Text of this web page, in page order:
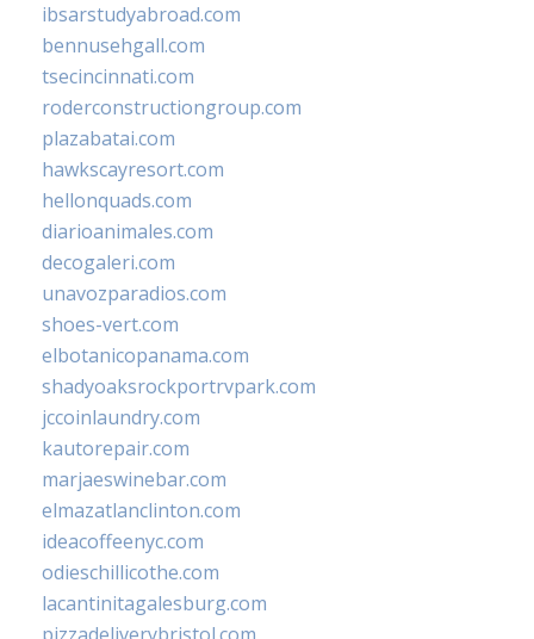
ibsarstudyabroad.com
bennusehgall.com
tsecincinnati.com
roderconstructiongroup.com
plazabatai.com
hawkscayresort.com
hellonquads.com
diarioanimales.com
decogaleri.com
unavozparadios.com
shoes-vert.com
elbotanicopanama.com
shadyoaksrockportrvpark.com
jccoinlaundry.com
kautorepair.com
marjaeswinebar.com
elmazatlanclinton.com
ideacoffeenyc.com
odieschillicothe.com
lacantinitagalesburg.com